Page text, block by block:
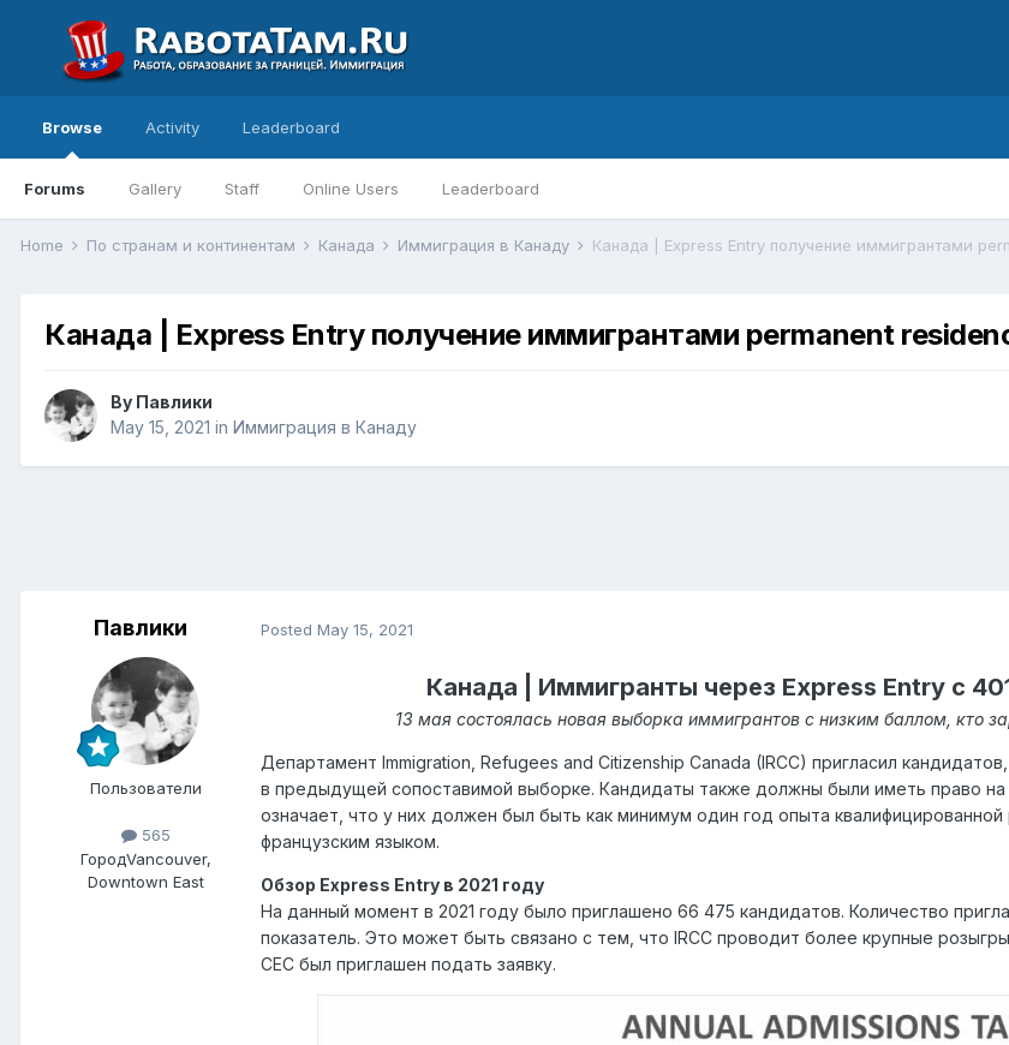
Browse
Forums Gallery Staff Online Users Leaderboard
Activity Leaderboard
Home По странам и континентам Канада Иммиграция в Канаду Канада | Express Entry получение иммигрантами
Канада | Express Entry получение иммигрантами permanent
By Павлики
May 15, 2021 in Иммиграция в Канаду
Павлики
Пользователи
565
ГородVancouver,
Downtown East
Posted May 15, 2021
Канада | Иммигранты через Express Entry с
13 мая состоялась новая выборка иммигрантов с низким баллом, кто
Департамент Immigration, Refugees and Citizenship Canada (IRCC) пригласил
в предыдущей сопоставимой выборке. Кандидаты также должны были иметь право на
означает, что у них должен был быть как минимум один год опыта
французским языком.
Обзор Express Entry в 2021 году
На данный момент в 2021 году было приглашено 66 475 кандидатов. Количество
показатель. Это может быть связано с тем, что IRCC проводит более крупные
CEC был приглашен подать заявку.